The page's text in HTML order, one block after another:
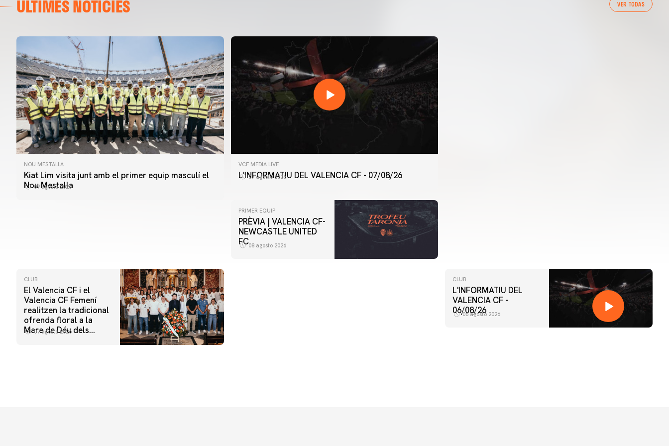
ÚLTIMES NOTÍCIES VER TODAS
NOU MESTALLA
Kiat Lim visita junt amb el primer equip masculí el
Nou Mestalla
07 agosto 2026
VCF MEDIA LIVE
L'INFORMATIU DEL VALENCIA CF - 07/08/26
07 agosto 2026
ENTRENAMENT DEL VALENCIA CF 7/8/2026
PRIMER EQUIP
PRÈVIA | VALENCIA CF-
NEWCASTLE UNITED
FC08 agosto 2026
CLUB
El Valencia CF i el
Valencia CF Femení
realitzen la tradicional
ofrenda floral a la
Mare de Déu dels
07 agosto 2026
CLUB
L'INFORMATIU DEL
VALENCIA CF -
06/08/26
06 agosto 2026